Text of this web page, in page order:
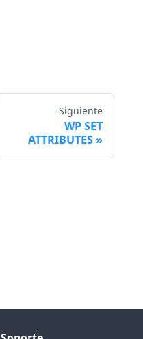
Siguiente
WP SET
ATTRIBUTES